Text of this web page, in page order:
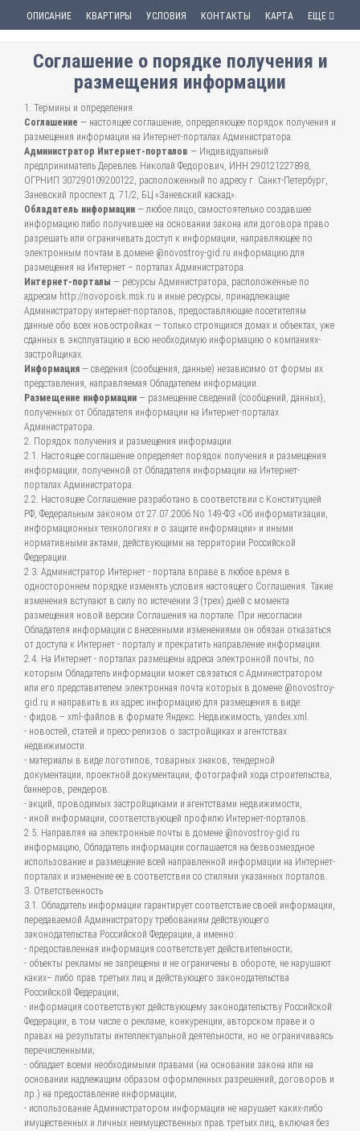
ОПИСАНИЕ КВАРТИРЫ УСЛОВИЯ КОНТАКТЫ КАРТА ЕЩЕ
Соглашение о порядке получения и
размещения информации
1. Термины и определения.
Соглашение — настоящее соглашение, определяющее порядок получения и
размещения информации на Интернет-порталах Администратора.
Администратор Интернет-порталов — Индивидуальный
предприниматель Деревлев Николай Федорович, ИНН 290121227898,
ОГРНИП 307290109200122, расположенный по адресу г. Санкт-Петербург,
Заневский проспект д. 71/2, БЦ «Заневский каскад».
Обладатель информации — любое лицо, самостоятельно создавшее
информацию либо получившее на основании закона или договора право
разрешать или ограничивать доступ к информации, направляющее по
электронным почтам в домене @novostroy-gid.ru информацию для
размещения на Интернет – порталах Администратора.
Интернет-порталы — ресурсы Администратора, расположенные по
адресам http://novopoisk.msk.ru и иные ресурсы, принадлежащие
Администратору интернет-порталов, предоставляющие посетителям
данные обо всех новостройках — только строящихся домах и объектах, уже
сданных в эксплуатацию и всю необходимую информацию о компаниях-
застройщиках.
Информация — сведения (сообщения, данные) независимо от формы их
представления, направляемая Обладателем информации.
Размещение информации — размещение сведений (сообщений, данных),
полученных от Обладателя информации на Интернет-порталах
Администратора.
2. Порядок получения и размещения информации.
2.1. Настоящее соглашение определяет порядок получения и размещения
информации, полученной от Обладателя информации на Интернет-
порталах Администратора.
2.2. Настоящее Соглашение разработано в соответствии с Конституцией
РФ, Федеральным законом от 27.07.2006 No 149-ФЗ «Об информатизации,
информационных технологиях и о защите информации» и иными
нормативными актами, действующими на территории Российской
Федерации.
2.3. Администратор Интернет - портала вправе в любое время в
одностороннем порядке изменять условия настоящего Соглашения. Такие
изменения вступают в силу по истечении 3 (трех) дней с момента
размещения новой версии Соглашения на портале. При несогласии
Обладателя информации с внесенными изменениями он обязан отказаться
от доступа к Интернет - порталу и прекратить направление информации.
2.4. На Интернет - порталах размещены адреса электронной почты, по
которым Обладатель информации может связаться с Администратором
или его представителем электронная почта которых в домене @novostroy-
gid.ru и направить в их адрес информацию для размещения в виде:
- фидов – xml-файлов в формате Яндекс. Недвижимость, yandex.xml.
- новостей, статей и пресс-релизов о застройщиках и агентствах
недвижимости.
- материалы в виде логотипов, товарных знаков, тендерной
документации, проектной документации, фотографий хода строительства,
баннеров, рендеров.
- акций, проводимых застройщиками и агентствами недвижимости,
- иной информации, соответствующей профилю Интернет-порталов.
2.5. Направляя на электронные почты в домене @novostroy-gid.ru
информацию, Обладатель информации соглашается на безвозмездное
использование и размещение всей направленной информации на Интернет-
порталах и изменение ее в соответствии со стилями указанных порталов.
3. Ответственность
3.1. Обладатель информации гарантирует соответствие своей информации,
передаваемой Администратору требованиям действующего
законодательства Российской Федерации, а именно:
- предоставленная информация соответствует действительности;
- объекты рекламы не запрещены и не ограничены в обороте, не нарушают
каких– либо прав третьих лиц и действующего законодательства
Российской Федерации;
- информация соответствуют действующему законодательству Российской
Федерации, в том числе о рекламе, конкуренции, авторском праве и о
правах на результаты интеллектуальной деятельности, но не ограничиваясь
перечисленными;
- обладает всеми необходимыми правами (на основании закона или на
основании надлежащим образом оформленных разрешений, договоров и
пр.) на предоставление информации;
- использование Администратором информации не нарушает каких-либо
имущественных и личных неимущественных прав третьих лиц, включая без